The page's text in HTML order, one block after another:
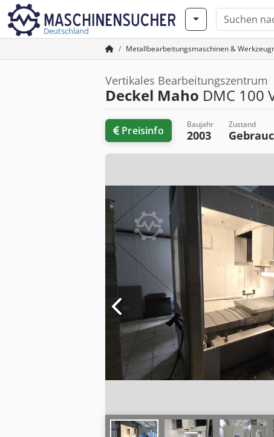
Deutschland
Metallbearbeitungsmaschinen &
Vertikales Bearbeitungszentrum
Deckel Maho DMC 100
Preisinfo Baujahr
2003
Zustand